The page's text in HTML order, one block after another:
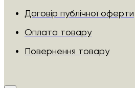
Договір публічної оферти
Оплата товару
Повернення товару